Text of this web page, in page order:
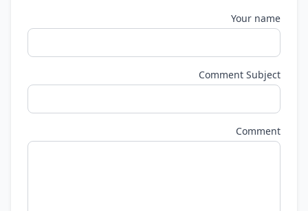
Your name
Comment Subject
Comment